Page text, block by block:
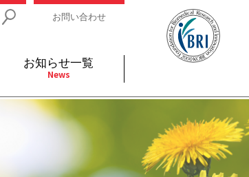
補完代替医療
お知らせ一覧
News
お問い合わせ